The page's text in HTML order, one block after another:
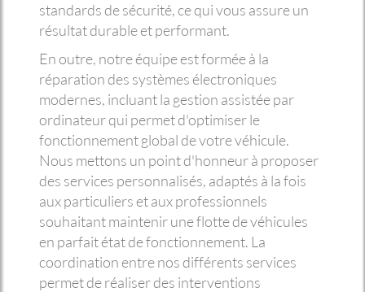
standards de sécurité, ce qui vous assure un
résultat durable et performant.
En outre, notre équipe est formée à la
réparation des systèmes électroniques
modernes, incluant la gestion assistée par
ordinateur qui permet d'optimiser le
fonctionnement global de votre véhicule.
Nous mettons un point d'honneur à proposer
des services personnalisés, adaptés à la fois
aux particuliers et aux professionnels
souhaitant maintenir une flotte de véhicules
en parfait état de fonctionnement. La
coordination entre nos différents services
permet de réaliser des interventions